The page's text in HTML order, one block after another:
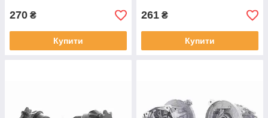
270 ₴
Купити
261 ₴
Купити